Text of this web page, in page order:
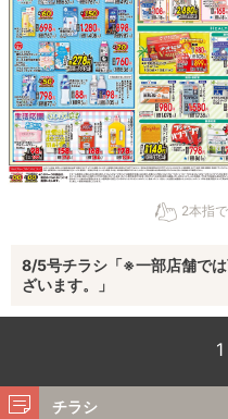
2本指
8/5号チラシ「※一部店舗で
ざいます。」
チラシ